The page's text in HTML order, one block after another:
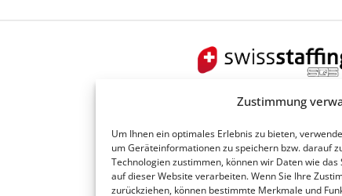
Zustimmung
Um Ihnen ein optimales Erlebnis zu bieten,
um Geräteinformationen zu speichern bzw. darauf
Technologien zustimmen, können wir Daten wie
auf dieser Website verarbeiten. Wenn Sie Ihre
zurückziehen, können bestimmte Merkmale und